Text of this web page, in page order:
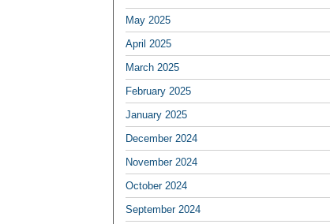
May 2025
April 2025
March 2025
February 2025
January 2025
December 2024
November 2024
October 2024
September 2024